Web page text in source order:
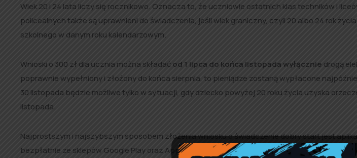
Wiek 20 i 24 lata liczy się rocznikowo. Oznacza to, że uczniowie ostatnich klas techników i
policealnych także są uprawnieni do świadczenia, jeśli wiek graniczny, czyli 20 albo 24 rok
szkolnego w danym roku kalendarzowym.
Wnioski o 300 zł dla ucznia można składaćod 1 lipca do końca listopada wyłącznie drogą
poprawnie wypełniony i złożony do końca sierpnia, to pieniądze zostaną wypłacone
30 listopada będzie możliwe tylko w sytuacji, gdy dziecko powyżej 20 roku życia uzyska
listopada.
Najprostszym i najszybszym sposobem złożenia wniosku o świadczenie dobry start jest
bezpłatnie ze sklepów Google Play oraz App Store. Aby aktywować aplikację mobilną ZUS,